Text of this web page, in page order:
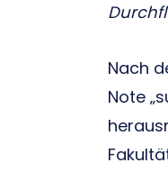
Nach
Note